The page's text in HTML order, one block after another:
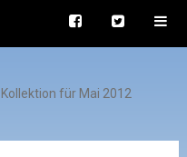
für Mai 2012